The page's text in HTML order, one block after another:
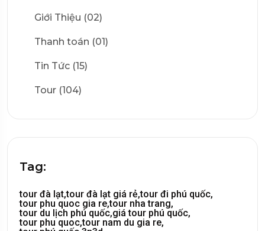
Giới Thiệu (02)
Thanh toán (01)
Tin Tức (15)
Tour (104)
Tag:
tour đà lạt,tour đà lạt giá rẻ,tour đi phú quốc,
tour phu quoc gia re,tour nha trang,
tour du lịch phú quốc,giá tour phú quốc,
tour phu quoc,tour nam du gia re,